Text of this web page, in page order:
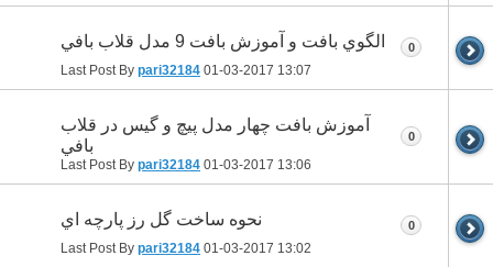
الگوي بافت و آموزش بافت 9 مدل قلاب بافي
Last Post By pari32184 01-03-2017 13:07
0
آموزش بافت چهار مدل پيچ و گيس در قلاب
بافي
Last Post By pari32184 01-03-2017 13:06
0
نحوه ساخت گل رز پارچه اي
Last Post By pari32184 01-03-2017 13:02
0